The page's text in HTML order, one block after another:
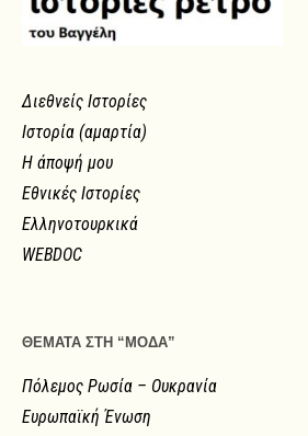
Διεθνείς Ιστορίες
Ιστορία (αμαρτία)
Η άποψή μου
Εθνικές Ιστορίες
Ελληνοτουρκικά
WEBDOC
ΘΕΜΑΤΑ ΣΤΗ “ΜΟΔΑ”
Πόλεμος Ρωσία – Ουκρανία
Ευρωπαϊκή Ένωση